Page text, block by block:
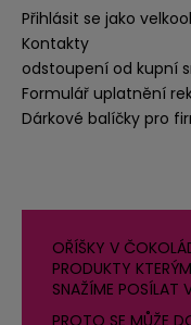
Přihlásit se jako
Kontakty
odstoupení od kupní
Formulář uplatnění
Dárkové balíčky pro
OŘÍŠKY V
PRODUKTY
SNAŽÍME POSÍLAT
PROTO SE MŮŽE